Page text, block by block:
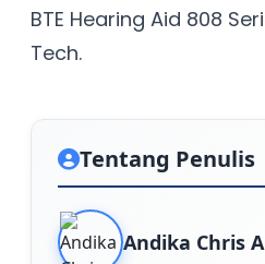
BTE Hearing Aid 808
Tech.
Tentang Penulis
Andika Chris